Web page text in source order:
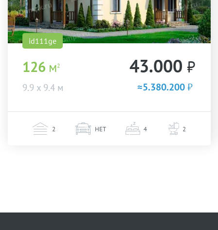
id111ge
126 м2
9.9 х 9.4 м
43.000 ₽
≈5.380.200₽
2 НЕТ 4 2